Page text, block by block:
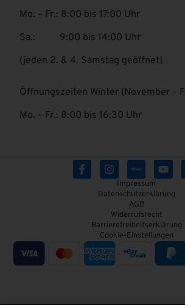
Mo. – Fr.: 8:00 bis 17:00 Uhr
Sa.: 9:00 bis 14:00 Uhr
(jeden 2. & 4. Samstag geöffnet)
Öffnungszeiten Winter (November –
Mo. – Fr.: 8:00 bis 16:30 Uhr
Impressum
Datenschutzerklärung
AGB
Widerrufsrecht
Barrierefreiheitserklärung
Cookie-Einstellungen